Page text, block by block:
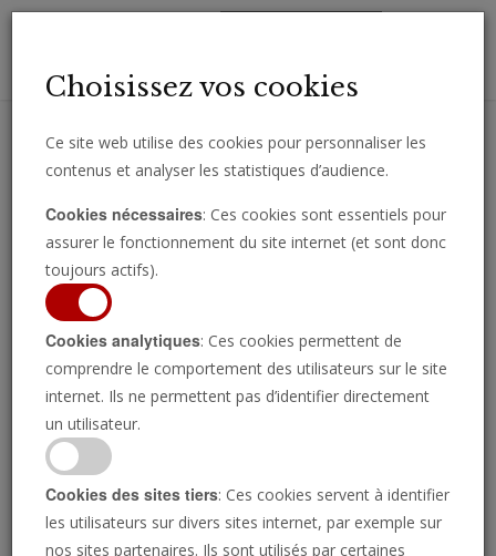
importantes directement par e-mail.
Choisissez vos cookies
Ce site web utilise des cookies pour personnaliser les
contenus et analyser les statistiques d’audience.
Cookies nécessaires: Ces cookies sont essentiels pour
assurer le fonctionnement du site internet (et sont donc
toujours actifs).
Cookies analytiques: Ces cookies permettent de
comprendre le comportement des utilisateurs sur le site
internet. Ils ne permettent pas d’identifier directement
un utilisateur.
Cookies des sites tiers: Ces cookies servent à identifier
les utilisateurs sur divers sites internet, par exemple sur
nos sites partenaires. Ils sont utilisés par certaines